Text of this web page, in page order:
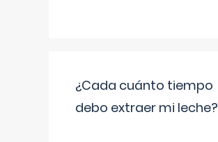
¿Cada cuánto tiempo
debo extraer mi leche?